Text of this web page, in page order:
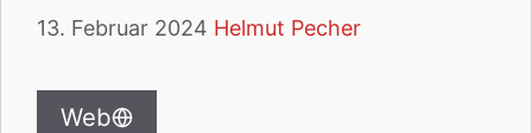
13. Februar 2024 Helmut Pecher
Web